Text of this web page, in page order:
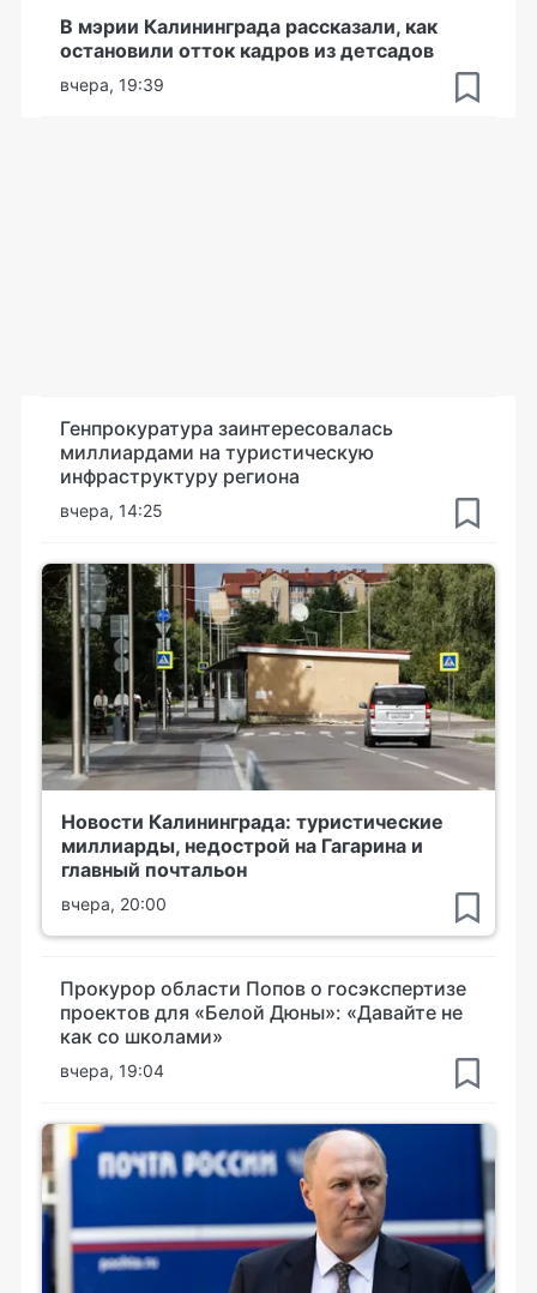
В мэрии Калининграда рассказали, как
остановили отток кадров из детсадов
вчера, 19:39
Генпрокуратура заинтересовалась
миллиардами на туристическую
инфраструктуру региона
вчера, 14:25
Новости Калининграда: туристические
миллиарды, недострой на Гагарина и
главный почтальон
вчера, 20:00
Прокурор области Попов о госэкспертизе
проектов для «Белой Дюны»: «Давайте не
как со школами»
вчера, 19:04